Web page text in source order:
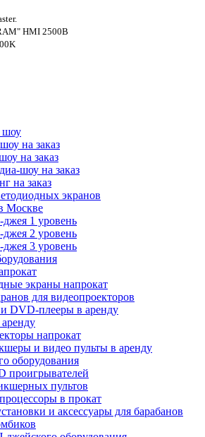
HMI 2500В
шоу
на заказ
на заказ
шоу на заказ
на заказ
экранов
Москве
джея 1 уровень
джея 2 уровень
джея 3 уровень
экраны напрокат
для видеопроекторов
DVD-плееры в аренду
напрокат
и видео пульты в аренду
оборудования
проигрывателей
пультов
в прокат
и аксессуары для барабанов